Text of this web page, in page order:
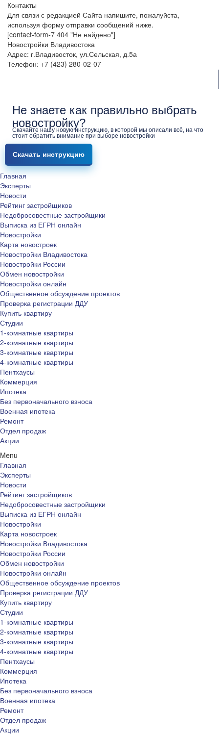
Контакты
Для связи с редакцией Сайта напишите, пожалуйста,
используя форму отправки сообщений ниже.
[contact-form-7 404 "Не найдено"]
Новостройки Владивостока
Адрес: г.Владивосток, ул.Сельская, д.5а
Телефон: +7 (423) 280-02-07
Не знаете как правильно выбрать
новостройку?
Скачайте нашу новую инструкцию, в которой мы описали всё, на что
стоит обратить внимание при выборе новостройки
Скачать инструкцию
Главная
Эксперты
Новости
Рейтинг застройщиков
Недобросовестные застройщики
Выписка из ЕГРН онлайн
Новостройки
Карта новостроек
Новостройки Владивостока
Новостройки России
Обмен новостройки
Новостройки онлайн
Общественное обсуждение проектов
Проверка регистрации ДДУ
Купить квартиру
Студии
1-комнатные квартиры
2-комнатные квартиры
3-комнатные квартиры
4-комнатные квартиры
Пентхаусы
Коммерция
Ипотека
Без первоначального взноса
Военная ипотека
Ремонт
Отдел продаж
Акции
Menu
Главная
Эксперты
Новости
Рейтинг застройщиков
Недобросовестные застройщики
Выписка из ЕГРН онлайн
Новостройки
Карта новостроек
Новостройки Владивостока
Новостройки России
Обмен новостройки
Новостройки онлайн
Общественное обсуждение проектов
Проверка регистрации ДДУ
Купить квартиру
Студии
1-комнатные квартиры
2-комнатные квартиры
3-комнатные квартиры
4-комнатные квартиры
Пентхаусы
Коммерция
Ипотека
Без первоначального взноса
Военная ипотека
Ремонт
Отдел продаж
Акции